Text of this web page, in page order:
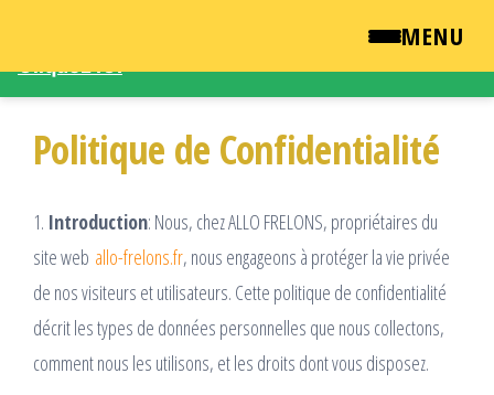
MENU
QUI SOMMES NOUS ?
NEWSROOM
TARIFS
ENGLISH
CONTACT
Passer
contenuPolitique de Confidentialité
1. Introduction: Nous, chez ALLO FRELONS, propriétaires du
site web allo-frelons.fr, nous engageons à protéger la vie privée
de nos visiteurs et utilisateurs. Cette politique de confidentialité
décrit les types de données personnelles que nous collectons,
comment nous les utilisons, et les droits dont vous disposez.
Une demande d'intervention – Une question ?